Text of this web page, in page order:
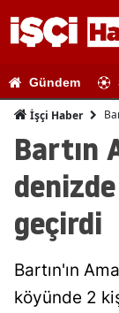
Gündem
İşçi Haber
Bartın
geçirdi
Bartın'ın
köyünde 2